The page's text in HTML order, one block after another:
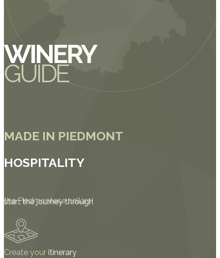
WINERY
GUIDE
MADE IN PIEDMONT
HOSPITALITY
start the journey through
the Piedmontese cellars!
Create your itinerary